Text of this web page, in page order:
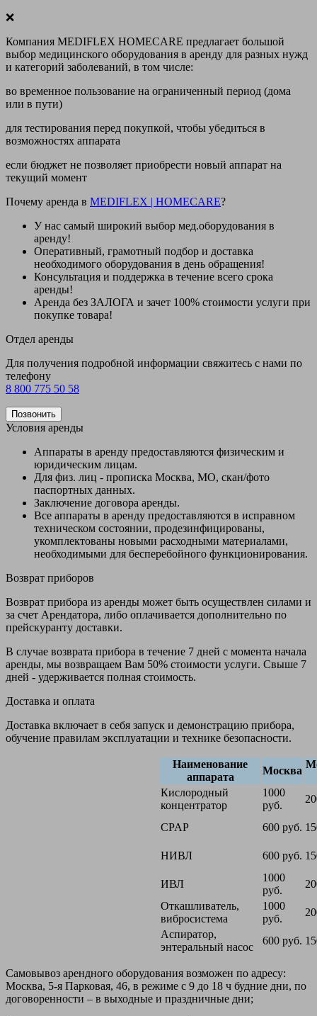
❌
Компания MEDIFLEX HOMECARE предлагает большой
выбор медицинского оборудования в аренду для разных нужд
и категорий заболеваний, в том числе:
во временное пользование на ограниченный период (дома
или в пути)
для тестирования перед покупкой, чтобы убедиться в
возможностях аппарата
если бюджет не позволяет приобрести новый аппарат на
текущий момент
Почему аренда в MEDIFLEX | HOMECARE?
У нас самый широкий выбор мед.оборудования в
аренду!
Оперативный, грамотный подбор и доставка
необходимого оборудования в день обращения!
Консультация и поддержка в течение всего срока
аренды!
Аренда без ЗАЛОГА и зачет 100% стоимости услуги при
покупке товара!
Отдел аренды
Для получения подробной информации свяжитесь с нами по
телефону
8 800 775 50 58
Позвонить
Условия аренды
Аппараты в аренду предоставляются физическим и
юридическим лицам.
Для физ. лиц - прописка Москва, МО, скан/фото
паспортных данных.
Заключение договора аренды.
Все аппараты в аренду предоставляются в исправном
техническом состоянии, продезинфицированы,
укомплектованы новыми расходными материалами,
необходимыми для бесперебойного функционирования.
Возврат приборов
Возврат прибора из аренды может быть осуществлен силами и
за счет Арендатора, либо оплачивается дополнительно по
прейскуранту доставки.
В случае возврата прибора в течение 7 дней с момента начала
аренды, мы возвращаем Вам 50% стоимости услуги. Свыше 7
дней - удерживается полная стоимость.
Доставка и оплата
Доставка включает в себя запуск и демонстрацию прибора,
обучение правилам эксплуатации и технике безопасности.
Наименование
аппарата
Москва
Кислородный
концентратор
1000
руб.
CPAP 600 руб.
НИВЛ 600 руб.
ИВЛ
1000
руб.
Откашливатель,
вибросистема
1000
руб.
Аспиратор,
энтеральный насос
600 руб.
Самовывоз арендного оборудования возможен по адресу:
Москва, 5-я Парковая, 46, в режиме с 9 до 18 ч будние дни, по
договоренности – в выходные и праздничные дни;